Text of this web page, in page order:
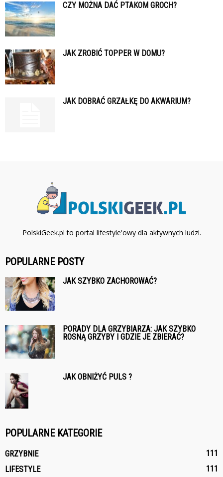
CZY MOŻNA DAĆ PTAKOM GROCH?
JAK ZROBIĆ TOPPER W DOMU?
JAK DOBRAĆ GRZAŁKĘ DO AKWARIUM?
PolskiGeek.pl to portal lifestyle'owy dla aktywnych ludzi.
POPULARNE POSTY
JAK SZYBKO ZACHOROWAĆ?
PORADY DLA GRZYBIARZA: JAK SZYBKO
ROSNĄ GRZYBY I GDZIE JE ZBIERAĆ?
JAK OBNIŻYĆ PULS ?
POPULARNE KATEGORIE
GRZYBNIE
111
LIFESTYLE
111